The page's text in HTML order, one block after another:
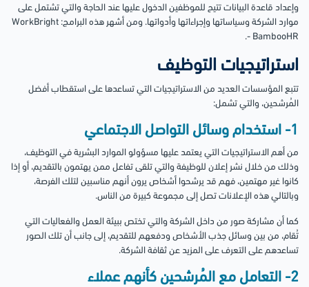
وإعداد قاعدة البيانات تتيح للموظفين الدخول عليها عند الحاجة والتي تشتمل على
موارد الشركة وسياساتها وإجراءاتها وأدواتها. ومن أشهر هذه البرامج: WorkBright
- BambooHR.
استراتيجيات التوظيف
تتبع المؤسسات العديد من الاستراتيجيات التي تساعدها على استقطاب أفضل
المُرشحين، والتي تشمل:
1- استخدام وسائل التواصل الاجتماعي
من أهم الاستراتيجيات التي يعتمد عليها مسؤولو الموارد البشرية في التوظيف،
وذلك من خلال نشر إعلان للوظيفة والتي تلقى تفاعل ممن يهتمون بالتقديم، أو إذا
كانوا غير مهتمين، فهم قد يرشحوا أشخاص يرون أنهم مناسبين لتلك الفرصة،
وبالتالي هذه الإعلانات تصل إلى مجموعة كبيرة من الناس.
كما أن مشاركة صور من داخل الشركة والتي تختص ببيئة العمل والفعاليات التي
تُقام، من بين وسائل جذب الأشخاص ودفعهم للتقديم، إلى جانب أن تلك الصور
تساعدهم على التعرف على المزيد عن ثقافة الشركة.
2- التعامل مع المُرشحين كأنهم عملاء